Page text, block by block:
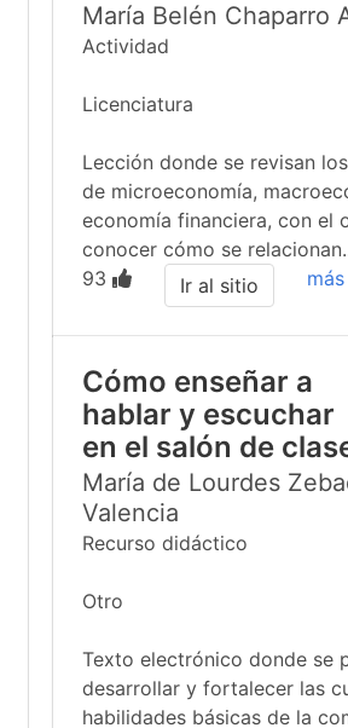
María Belén Chaparro
Actividad
Licenciatura
Lección donde se revisan
de microeconomía,
economía financiera, con el
conocer cómo se
93
Ir al sitio
Cómo enseñar a
hablar y escuchar
en el salón de
María de Lourdes
Valencia
Recurso didáctico
Otro
Texto electrónico donde se
desarrollar y fortalecer las
habilidades básicas de la